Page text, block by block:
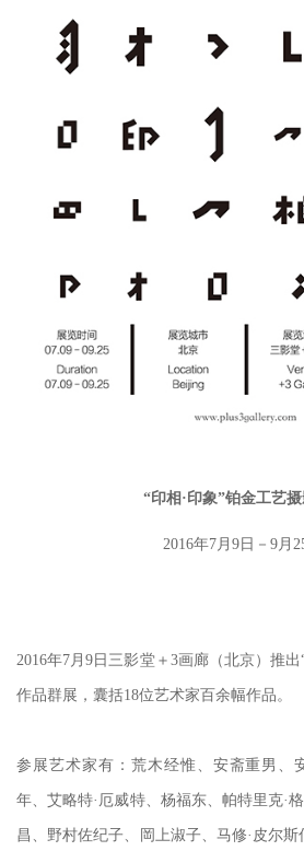
“印相·印象”铂金工艺
2016年7月9日－9月
2016年7月9日三影堂＋3画廊（北京）推
作品群展，囊括18位艺术家百余幅作品。
参展艺术家有：荒木经惟、安斋重男、
年、艾略特·厄威特、杨福东、帕特里克·
昌、野村佐纪子、岡上淑子、马修·皮尔